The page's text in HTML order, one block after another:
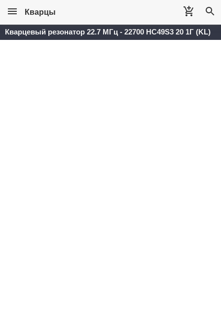
Кварцы
Кварцевый резонатор 22.7 МГц - 22700 HC49S3 20 1Г (KL)